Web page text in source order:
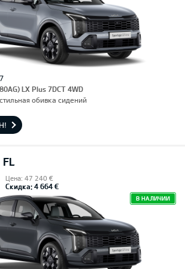
LX Plus 7DCT 4WD
обивка сидений
FL
Цена: 47 240 €
Скидка: 4 664 €
В НАЛИЧИИ